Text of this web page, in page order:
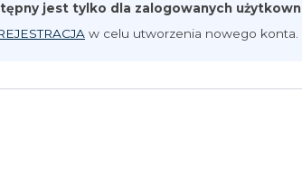
jest tylko dla zalogowanych
w celu utworzenia nowego konta.